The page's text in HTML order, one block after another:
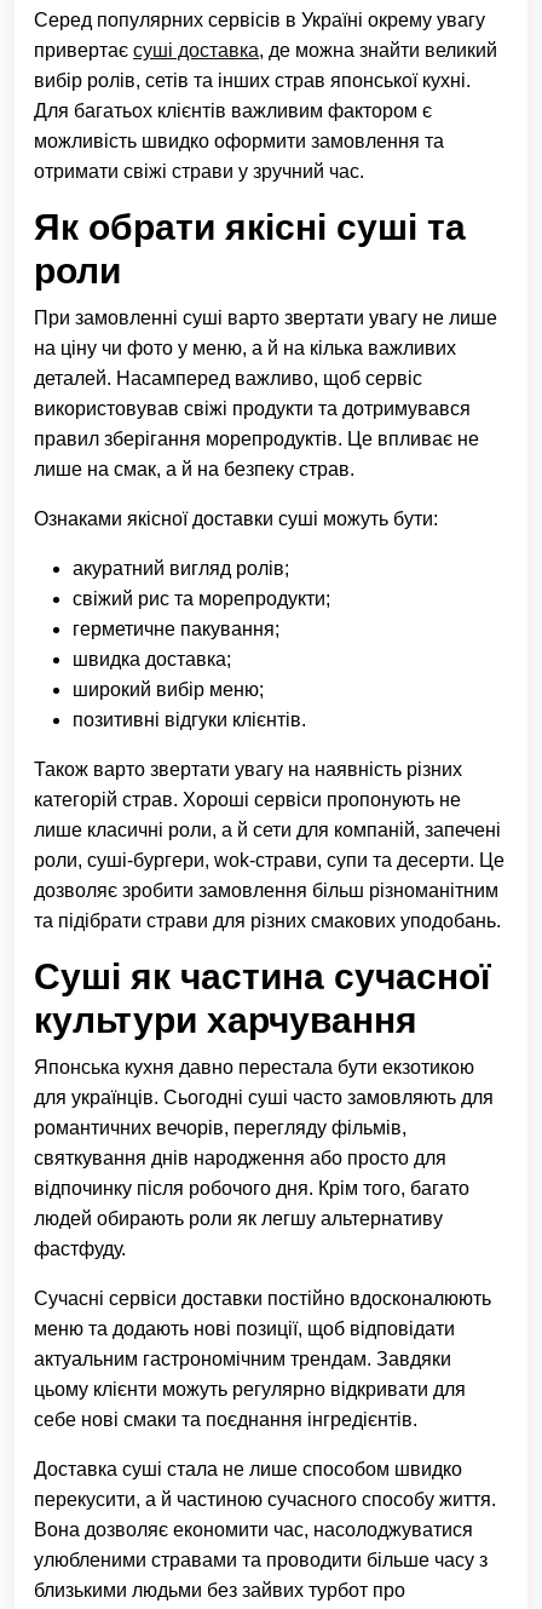
Серед популярних сервісів в Україні окрему увагу
привертає суші доставка, де можна знайти великий
вибір ролів, сетів та інших страв японської кухні.
Для багатьох клієнтів важливим фактором є
можливість швидко оформити замовлення та
отримати свіжі страви у зручний час.
Як обрати якісні суші та
роли
При замовленні суші варто звертати увагу не лише
на ціну чи фото у меню, а й на кілька важливих
деталей. Насамперед важливо, щоб сервіс
використовував свіжі продукти та дотримувався
правил зберігання морепродуктів. Це впливає не
лише на смак, а й на безпеку страв.
Ознаками якісної доставки суші можуть бути:
акуратний вигляд ролів;
свіжий рис та морепродукти;
герметичне пакування;
швидка доставка;
широкий вибір меню;
позитивні відгуки клієнтів.
Також варто звертати увагу на наявність різних
категорій страв. Хороші сервіси пропонують не
лише класичні роли, а й сети для компаній, запечені
роли, суші-бургери, wok-страви, супи та десерти. Це
дозволяє зробити замовлення більш різноманітним
та підібрати страви для різних смакових уподобань.
Суші як частина сучасної
культури харчування
Японська кухня давно перестала бути екзотикою
для українців. Сьогодні суші часто замовляють для
романтичних вечорів, перегляду фільмів,
святкування днів народження або просто для
відпочинку після робочого дня. Крім того, багато
людей обирають роли як легшу альтернативу
фастфуду.
Сучасні сервіси доставки постійно вдосконалюють
меню та додають нові позиції, щоб відповідати
актуальним гастрономічним трендам. Завдяки
цьому клієнти можуть регулярно відкривати для
себе нові смаки та поєднання інгредієнтів.
Доставка суші стала не лише способом швидко
перекусити, а й частиною сучасного способу життя.
Вона дозволяє економити час, насолоджуватися
улюбленими стравами та проводити більше часу з
близькими людьми без зайвих турбот про